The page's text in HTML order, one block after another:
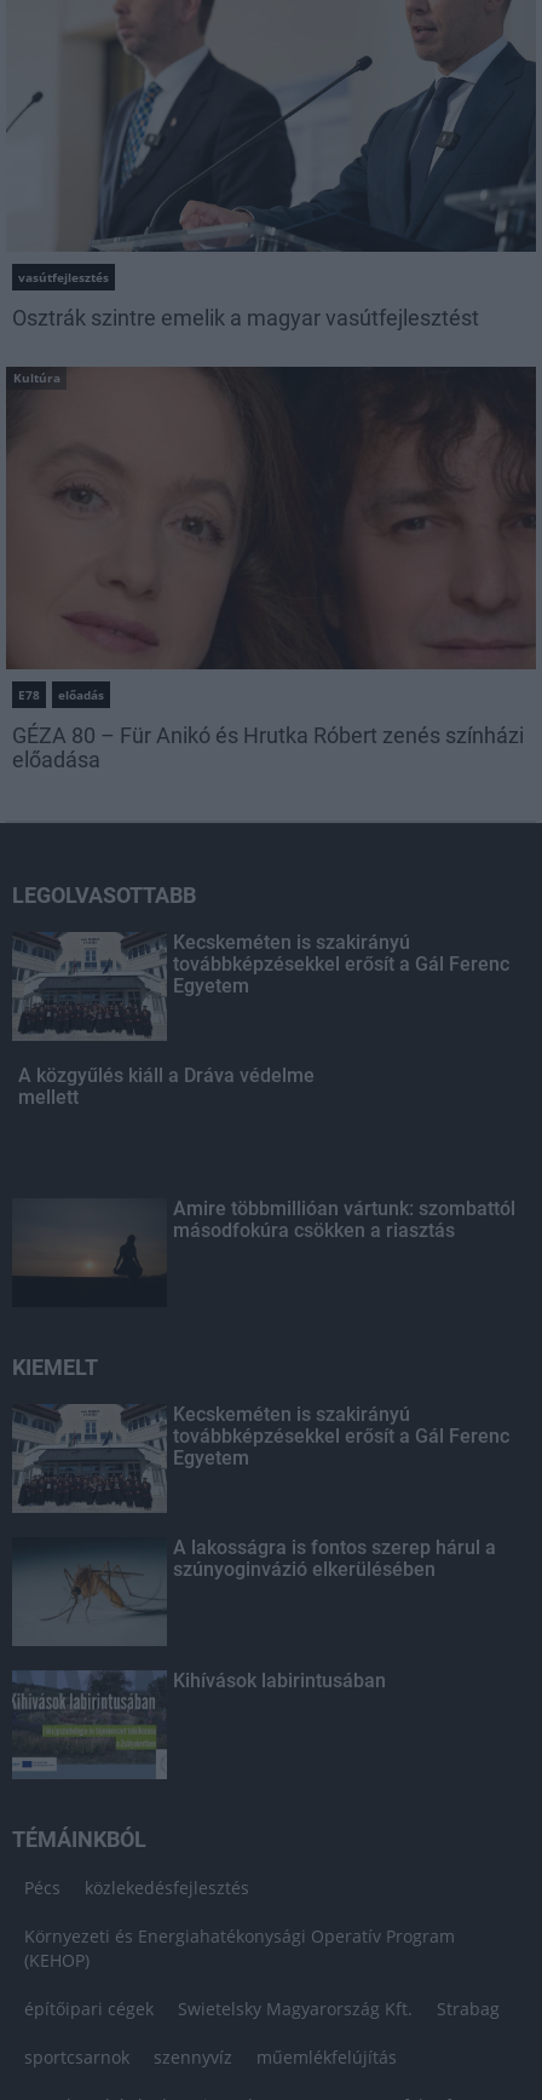
vasútfejlesztés
Osztrák szintre emelik a magyar vasútfejlesztést
Kultúra
E78 előadás
GÉZA 80 – Für Anikó és Hrutka Róbert zenés színházi
előadása
LEGOLVASOTTABB
Kecskeméten is szakirányú
továbbképzésekkel erősít a Gál Ferenc
Egyetem
A közgyűlés kiáll a Dráva védelme
mellett
Amire többmillióan vártunk: szombattól
másodfokúra csökken a riasztás
KIEMELT
Kecskeméten is szakirányú
továbbképzésekkel erősít a Gál Ferenc
Egyetem
A lakosságra is fontos szerep hárul a
szúnyoginvázió elkerülésében
Kihívások labirintusában
TÉMÁINKBÓL
Pécs közlekedésfejlesztés
Környezeti és Energiahatékonysági Operatív Program
(KEHOP)
építőipari cégek Swietelsky Magyarország Kft. Strabag
sportcsarnok szennyvíz műemlékfelújítás